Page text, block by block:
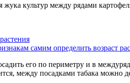
культур между рядами
самим определить возраст
его по периметру и в
между посадками табака можно